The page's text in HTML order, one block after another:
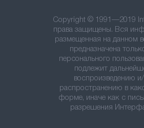
Copyright © 1991—2019
права защищены. Вся
размещенная на данном
предназначена
персонального
подлежит
воспроизведению
распространению в
форме, иначе как с
разрешения